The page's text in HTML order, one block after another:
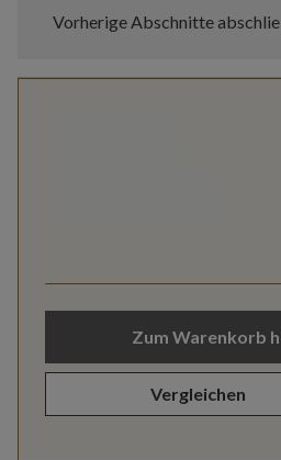
Vorherige Abschnitte
Zum Warenkorb
Vergleichen